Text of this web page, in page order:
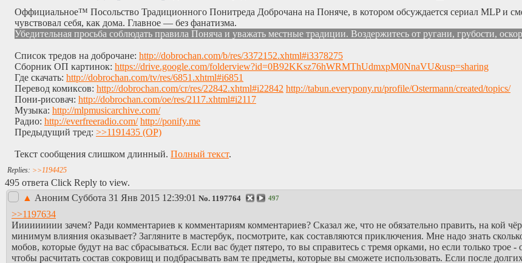
Оффициальное™ Посольство Традиционного Понитреда Доброчана на Поняче, в котором обсуждается сериал MLP и
чувствовал себя, как дома. Главное — без фанатизма.
Убедительная просьба соблюдать правила Поняча и уважать местные традиции. Воздержитесь от ругани, грубости,
Список тредов на доброчане: http://dobrochan.com/b/res/3372152.xhtml#i3378275
Сборник ОП картинок: https://drive.google.com/folderview?id=0B92KKsz76hWRMThUdmxpM0NnaVU&usp=sharing
Где скачать: http://dobrochan.com/tv/res/6851.xhtml#i6851
Перевод комиксов: http://dobrochan.com/cr/res/22842.xhtml#i22842 http://tabun.everypony.ru/profile/Ostermann/created/topics/
Пони-рисовач: http://dobrochan.com/oe/res/2117.xhtml#i2117
Музыка: http://mlpmusicarchive.com/
Радио: http://everfreeradio.com/ http://ponify.me
Предыдущий тред: >>1191435
Текст сообщения слишком длинный. Полный текст.
>>1194425
495 ответа Click Reply to view.
▲ Аноним Суббота 31 Янв 2015 12:39:01 No. 1197764 497
>>1197634
Иииииииии зачем? Ради комментариев к комментариям комментариев? Сказал же, что не обязательно править, на кой
минимум влияния оказывает? Загляните в мастербук, посмотрите, как составляются приключения. Мне надо знать
мобов, которые будут на вас сбрасываться. Если вас будет пятеро, то вы справитесь с тремя орками, но если только
чтобы расчитать состав сокровищ и подбрасывать вам те предметы, которые вы сможете использовать. Если после